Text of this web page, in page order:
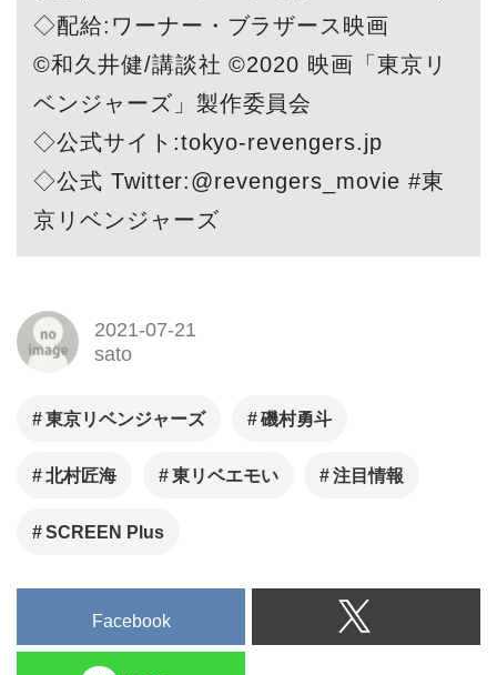
◇配給:ワーナー・ブラザース映画
©和久井健/講談社 ©2020 映画「東京リ
ベンジャーズ」製作委員会
◇公式サイト:tokyo-revengers.jp
◇公式 Twitter:@revengers_movie #東
京リベンジャーズ
2021-07-21
sato
東京リベンジャーズ 磯村勇斗
北村匠海 東リベエモい 注目情報
SCREEN Plus
Facebook